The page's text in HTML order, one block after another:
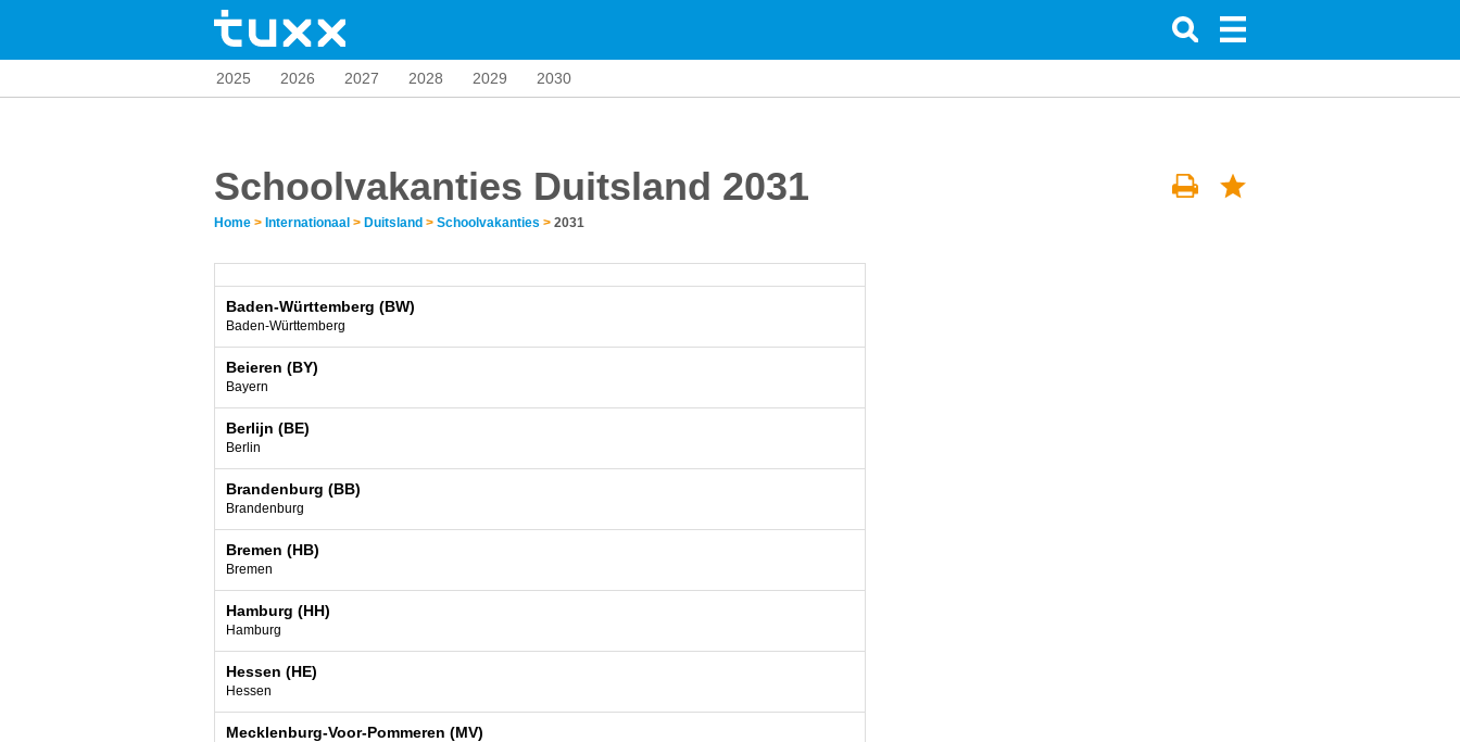
2025 2026 2027 2028 2029 2030
Schoolvakanties Duitsland 2031
Home > Internationaal > Duitsland > Schoolvakanties > 2031
Baden-Württemberg (BW)
Baden-Württemberg
Beieren (BY)
Bayern
Berlijn (BE)
Berlin
Brandenburg (BB)
Brandenburg
Bremen (HB)
Bremen
Hamburg (HH)
Hamburg
Hessen (HE)
Hessen
Mecklenburg-Voor-Pommeren (MV)